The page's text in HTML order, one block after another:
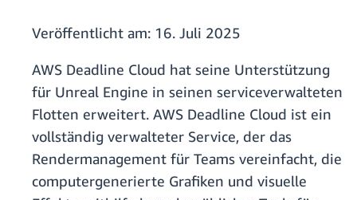
Veröffentlicht am: 16. Juli 2025
AWS Deadline Cloud hat seine Unterstützung
für Unreal Engine in seinen serviceverwalteten
Flotten erweitert. AWS Deadline Cloud ist ein
vollständig verwalteter Service, der das
Rendermanagement für Teams vereinfacht, die
computergenerierte Grafiken und visuelle